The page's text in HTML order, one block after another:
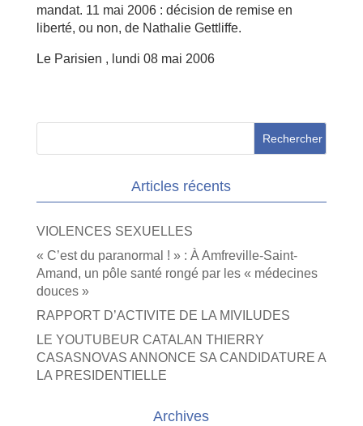
mandat. 11 mai 2006 : décision de remise en
liberté, ou non, de Nathalie Gettliffe.
Le Parisien , lundi 08 mai 2006
Articles récents
VIOLENCES SEXUELLES
« C’est du paranormal ! » : À Amfreville-Saint-
Amand, un pôle santé rongé par les « médecines
douces »
RAPPORT D’ACTIVITE DE LA MIVILUDES
LE YOUTUBEUR CATALAN THIERRY
CASASNOVAS ANNONCE SA CANDIDATURE A
LA PRESIDENTIELLE
Archives